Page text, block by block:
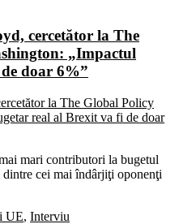
cercetător la The
„Impactul
doar 6%”
mari contributori la bugetul
dintre cei mai îndârjiţi oponenţi
UE, Interviu